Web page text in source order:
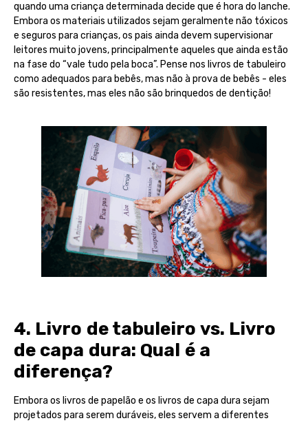
quando uma criança determinada decide que é hora do lanche.
Embora os materiais utilizados sejam geralmente não tóxicos
e seguros para crianças, os pais ainda devem supervisionar
leitores muito jovens, principalmente aqueles que ainda estão
na fase do “vale tudo pela boca”. Pense nos livros de tabuleiro
como adequados para bebês, mas não à prova de bebês - eles
são resistentes, mas eles não são brinquedos de dentição!
4. Livro de tabuleiro vs. Livro
de capa dura: Qual é a
diferença?
Embora os livros de papelão e os livros de capa dura sejam
projetados para serem duráveis, eles servem a diferentes